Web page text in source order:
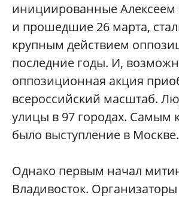
инициированные
и прошедшие 26 марта,
крупным действием
последние годы. И,
оппозиционная акция
всероссийский масштаб.
улицы в 97 городах. Самым
было выступление в Москве.
Однако первым начал
Владивосток. Организаторы